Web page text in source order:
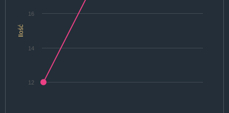
Ilość
12
14
16